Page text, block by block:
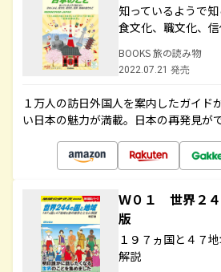
知っているようで
食文化、職文化、
BOOKS 旅の読み物
2022.07.21 発売
１万人の訪日外国人を案内したガイド
い日本の魅力が満載。日本の再発見が
Ｗ０１ 世界２
版
１９７ヵ国と４７
解説